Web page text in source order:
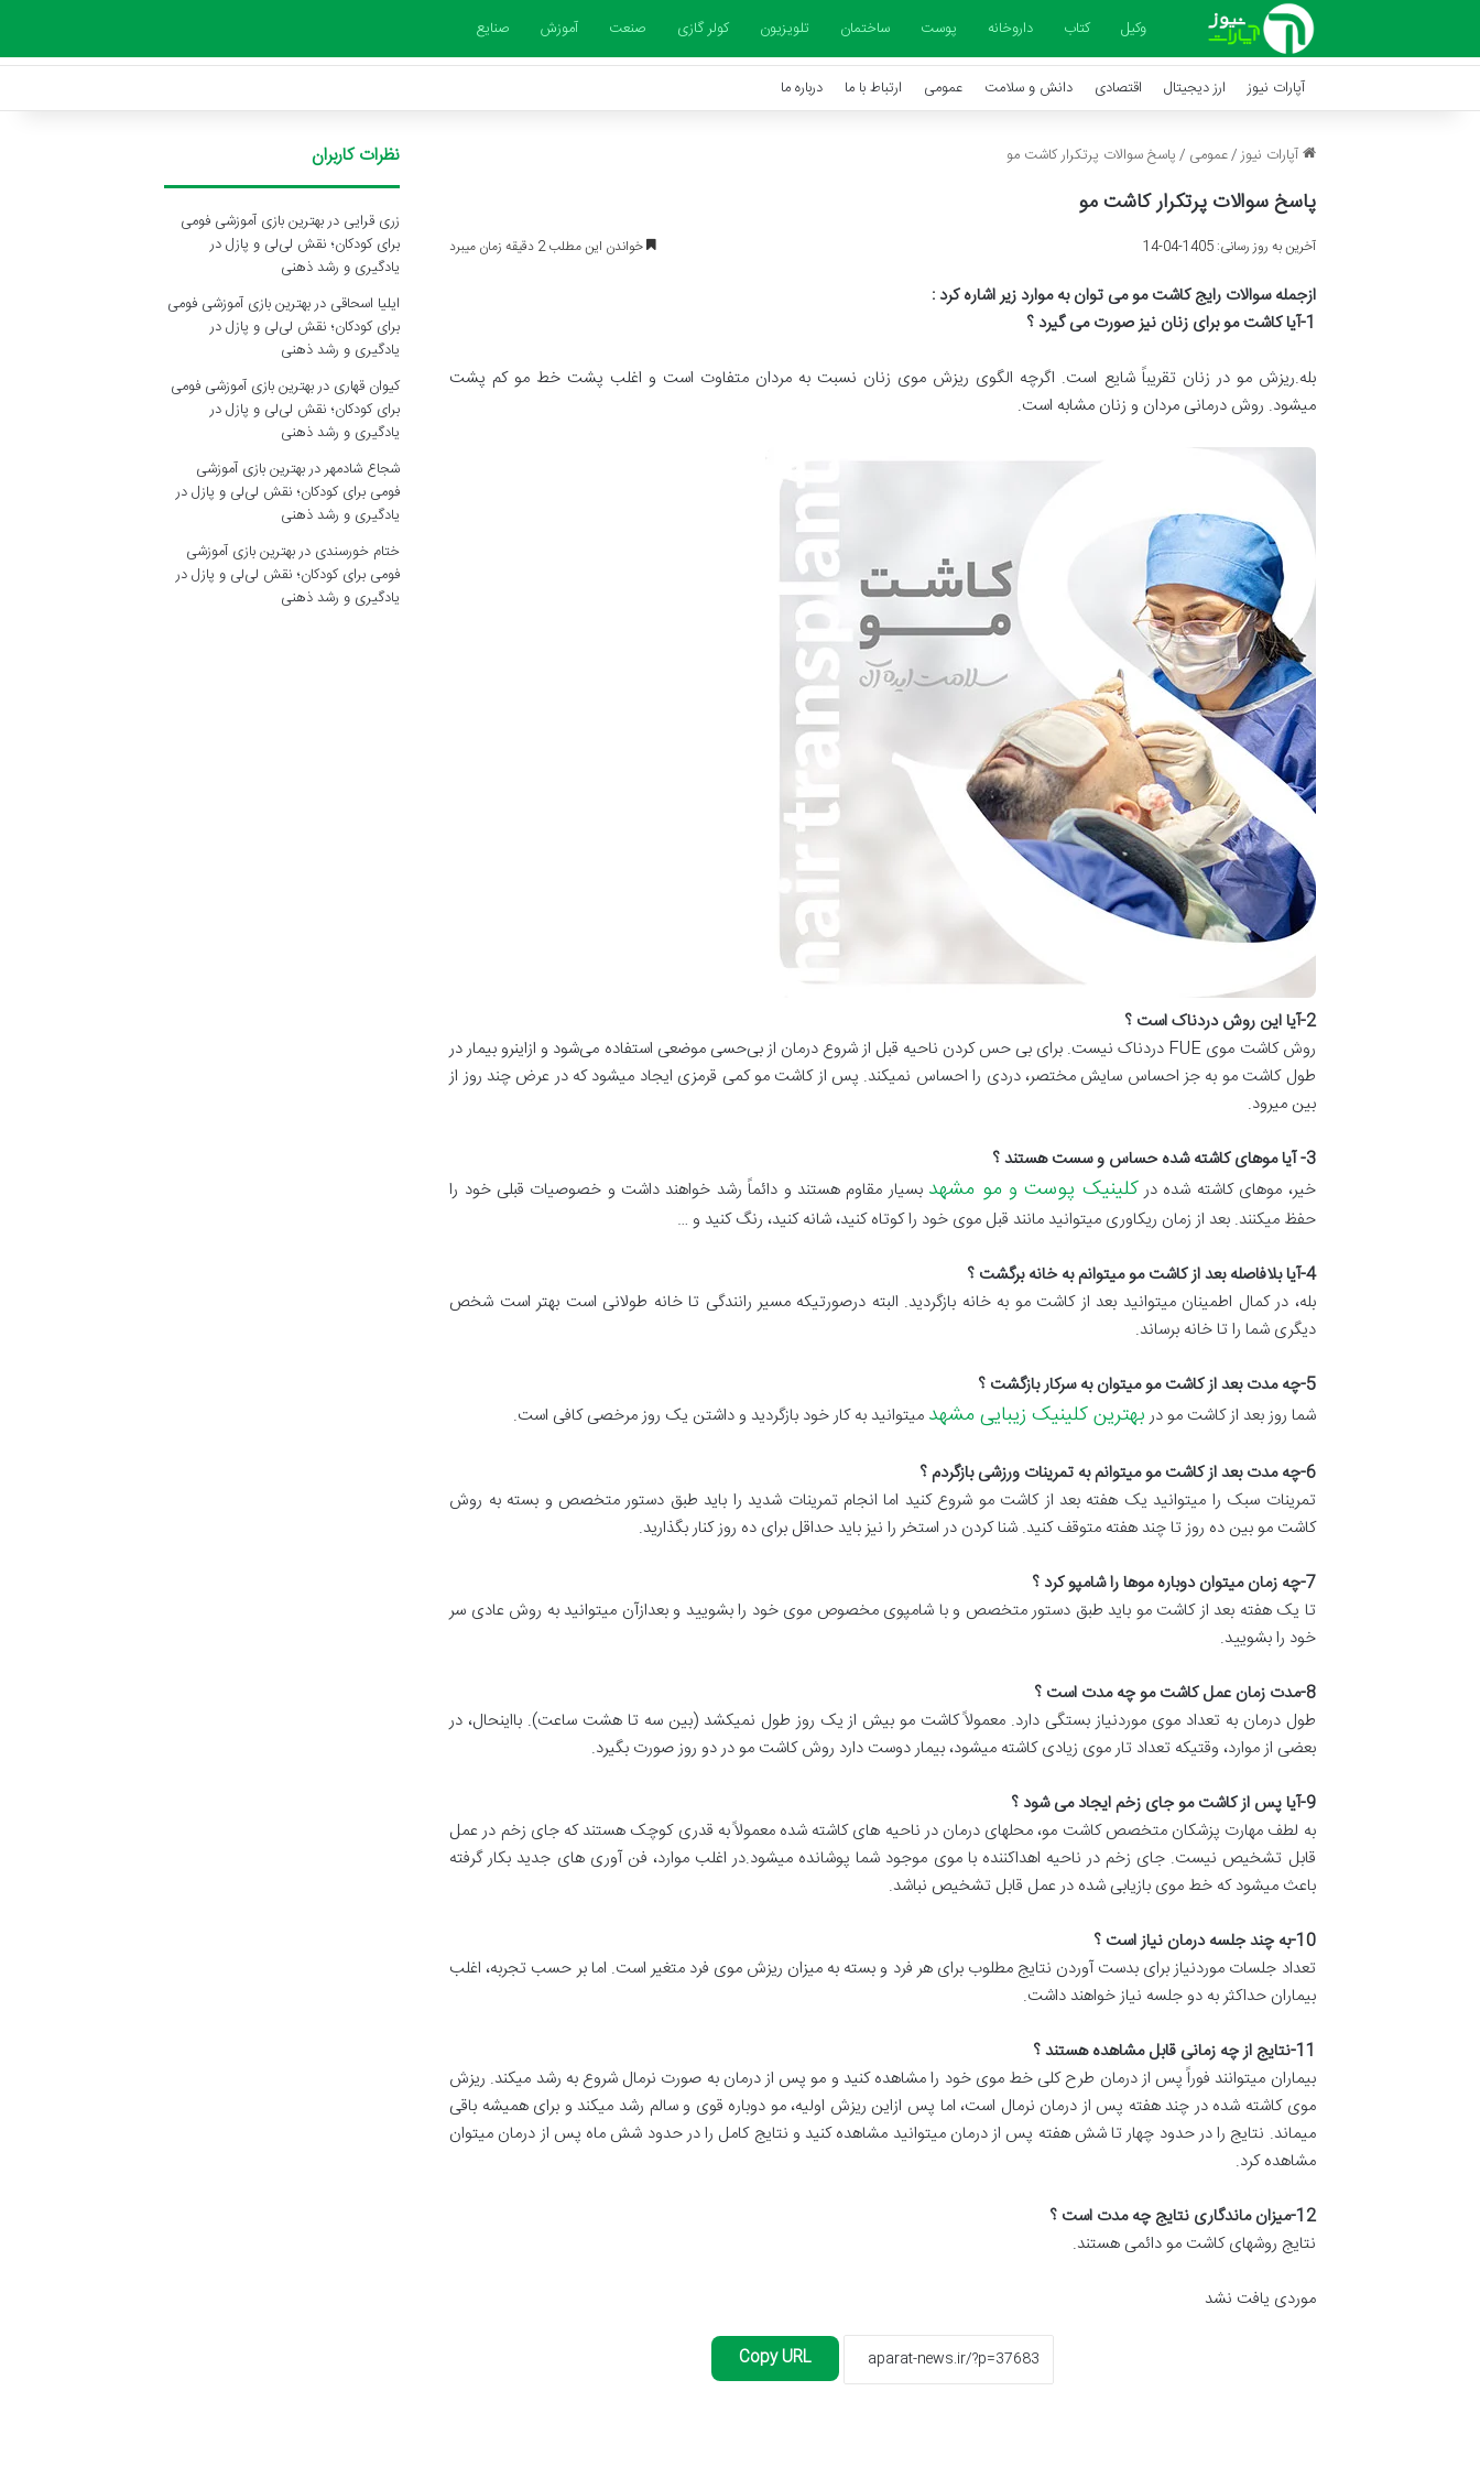
وکیل کتاب داروخانه پوست ساختمان تلویزیون کولر گازی صنعت آموزش صنایع
آپارات نیوز ارز دیجیتال اقتصادی دانش و سلامت عمومی ارتباط با ما درباره ما
آپارات نیوز/عمومی /پاسخ سوالات پرتکرار کاشت مو
پاسخ سوالات پرتکرار کاشت مو
آخرین به روز رسانی: 1405-04-14 خواندن این مطلب 2 دقیقه زمان میبرد
ازجمله سوالات رایج کاشت مو می توان به موارد زیر اشاره کرد :
1- آیا کاشت مو برای زنان نیز صورت می گیرد ؟
بله.ریزش مو در زنان تقریباً شایع است. اگرچه الگوی ریزش موی زنان نسبت به مردان متفاوت است و اغلب پشت خط مو کم پشت
میشود. روش درمانی مردان و زنان مشابه است.
2- آیا این روش دردناک است ؟
روش کاشت موی FUE دردناک نیست. برای بی حس کردن ناحیه قبل از شروع درمان از بی‌حسی موضعی استفاده می‌شود و ازاینرو بیمار در
طول کاشت مو به جز احساس سایش مختصر، دردی را احساس نمیکند. پس از کاشت مو کمی قرمزی ایجاد میشود که در عرض چند روز از
بین میرود.
3- آیا موهای کاشته شده حساس و سست هستند ؟
خیر، موهای کاشته شده درکلینیک پوست و مو مشهد بسیار مقاوم هستند و دائماً رشد خواهند داشت و خصوصیات قبلی خود را
حفظ میکنند. بعد از زمان ریکاوری میتوانید مانند قبل موی خود را کوتاه کنید، شانه کنید، رنگ کنید و …
4- آیا بلافاصله بعد از کاشت مو میتوانم به خانه برگشت ؟
بله، در کمال اطمینان میتوانید بعد از کاشت مو به خانه بازگردید. البته درصورتیکه مسیر رانندگی تا خانه طولانی است بهتر است شخص
دیگری شما را تا خانه برساند.
5- چه مدت بعد از کاشت مو میتوان به سرکار بازگشت ؟
شما روز بعد از کاشت مو دربهترین کلینیک زیبایی مشهد میتوانید به کار خود بازگردید و داشتن یک روز مرخصی کافی است.
6- چه مدت بعد از کاشت مو میتوانم به تمرینات ورزشی بازگردم ؟
تمرینات سبک را میتوانید یک هفته بعد از کاشت مو شروع کنید اما انجام تمرینات شدید را باید طبق دستور متخصص و بسته به روش
کاشت مو بین ده روز تا چند هفته متوقف کنید. شنا کردن در استخر را نیز باید حداقل برای ده روز کنار بگذارید.
7- چه زمان میتوان دوباره موها را شامپو کرد ؟
تا یک هفته بعد از کاشت مو باید طبق دستور متخصص و با شامپوی مخصوص موی خود را بشویید و بعدازآن میتوانید به روش عادی سر
خود را بشویید.
8- مدت زمان عمل کاشت مو چه مدت است ؟
طول درمان به تعداد موی موردنیاز بستگی دارد. معمولاً کاشت مو بیش از یک روز طول نمیکشد (بین سه تا هشت ساعت). بااینحال، در
بعضی از موارد، وقتیکه تعداد تار موی زیادی کاشته میشود، بیمار دوست دارد روش کاشت مو در دو روز صورت بگیرد.
9- آیا پس از کاشت مو جای زخم ایجاد می شود ؟
به لطف مهارت پزشکان متخصص کاشت مو، محلهای درمان در ناحیه های کاشته شده معمولاً به قدری کوچک هستند که جای زخم در عمل
قابل تشخیص نیست. جای زخم در ناحیه اهداکننده با موی موجود شما پوشانده میشود.در اغلب موارد، فن آوری های جدید بکار گرفته
باعث میشود که خط موی بازیابی شده در عمل قابل تشخیص نباشد.
10- به چند جلسه درمان نیاز است ؟
تعداد جلسات موردنیاز برای بدست آوردن نتایج مطلوب برای هر فرد و بسته به میزان ریزش موی فرد متغیر است. اما بر حسب تجربه، اغلب
بیماران حداکثر به دو جلسه نیاز خواهند داشت.
11- نتایج از چه زمانی قابل مشاهده هستند ؟
بیماران میتوانند فوراً پس از درمان طرح کلی خط موی خود را مشاهده کنید و مو پس از درمان به صورت نرمال شروع به رشد میکند. ریزش
موی کاشته شده در چند هفته پس از درمان نرمال است، اما پس ازاین ریزش اولیه، مو دوباره قوی و سالم رشد میکند و برای همیشه باقی
میماند. نتایج را در حدود چهار تا شش هفته پس از درمان میتوانید مشاهده کنید و نتایج کامل را در حدود شش ماه پس از درمان میتوان
مشاهده کرد.
12- میزان ماندگاری نتایج چه مدت است ؟
نتایج روشهای کاشت مو دائمی هستند.
موردی یافت نشد
Copy URL
نظرات کاربران
زری قرایی دربهترین بازی آموزشی فومی
برای کودکان؛ نقش لی‌لی و پازل در
یادگیری و رشد ذهنی
ایلیا اسحاقی دربهترین بازی آموزشی فومی
برای کودکان؛ نقش لی‌لی و پازل در
یادگیری و رشد ذهنی
کیوان قهاری دربهترین بازی آموزشی فومی
برای کودکان؛ نقش لی‌لی و پازل در
یادگیری و رشد ذهنی
شجاع شادمهردربهترین بازی آموزشی
فومی برای کودکان؛ نقش لی‌لی و پازل در
یادگیری و رشد ذهنی
ختام خورسندی دربهترین بازی آموزشی
فومی برای کودکان؛ نقش لی‌لی و پازل در
یادگیری و رشد ذهنی